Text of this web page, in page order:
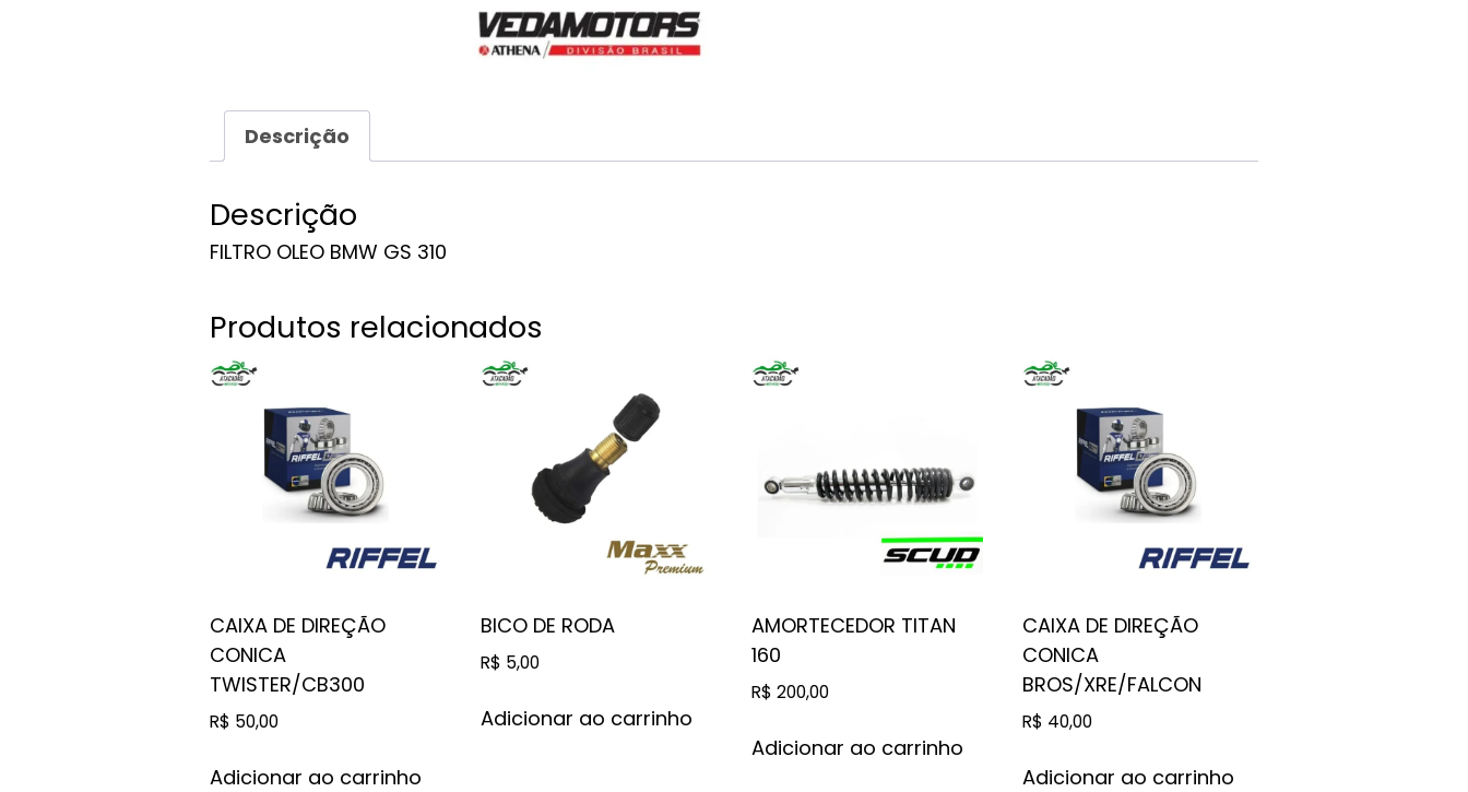
Descrição
Descrição
FILTRO OLEO BMW GS 310
Produtos relacionados
CAIXA DE DIREÇÃO
CONICA
TWISTER/CB300
R$ 50,00
Adicionar ao carrinho
BICO DE RODA
R$ 5,00
Adicionar ao carrinho
AMORTECEDOR TITAN
160
R$ 200,00
Adicionar ao carrinho
CAIXA DE DIREÇÃO
CONICA
BROS/XRE/FALCON
R$ 40,00
Adicionar ao carrinho